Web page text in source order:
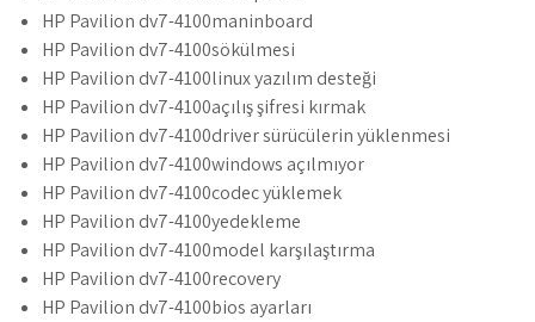
HP Pavilion dv7-4100maninboard
HP Pavilion dv7-4100sökülmesi
HP Pavilion dv7-4100linux yazılım desteği
HP Pavilion dv7-4100açılış şifresi kırmak
HP Pavilion dv7-4100driver sürücülerin yüklenmesi
HP Pavilion dv7-4100windows açılmıyor
HP Pavilion dv7-4100codec yüklemek
HP Pavilion dv7-4100yedekleme
HP Pavilion dv7-4100model karşılaştırma
HP Pavilion dv7-4100recovery
HP Pavilion dv7-4100bios ayarları